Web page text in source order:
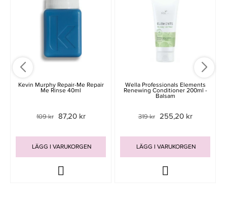
Kevin Murphy Repair-Me Repair
Me Rinse 40ml
109 kr 87,20 kr
LÄGG I VARUKORGEN
Wella Professionals Elements
Renewing Conditioner 200ml -
Balsam
319 kr 255,20 kr
LÄGG I VARUKORGEN